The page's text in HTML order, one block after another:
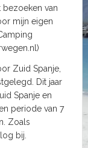
bezoeken van
mijn eigen
Zuid Spanje,
Dit jaar
Spanje en
periode van 7
Zoals
bij.